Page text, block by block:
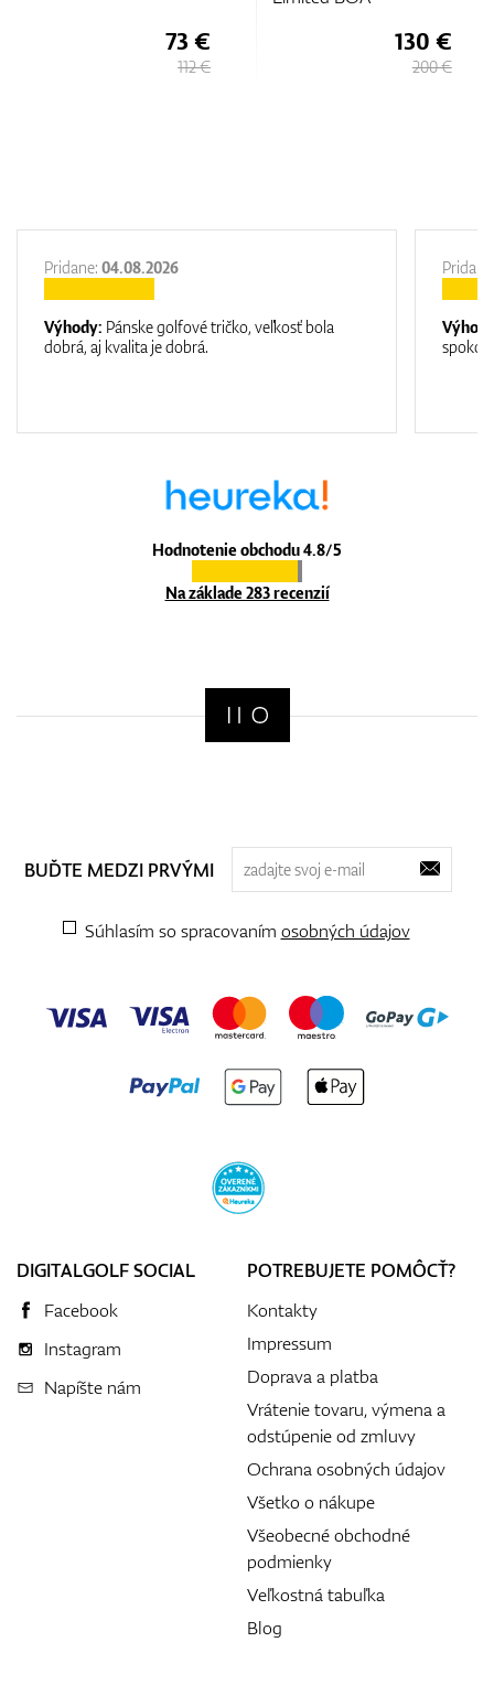
Hodnotenie obchodu 4.8/5
Na základe 283 recenzií
Pridane: 04.08.2026
Výhody: Pánske golfové tričko, veľkosť bola
dobrá, aj kvalita je dobrá.
BUĎTE MEDZI PRVÝMI
Súhlasím so spracovaním osobných údajov
DIGITALGOLF SOCIAL
Facebook
Instagram
Napíšte nám
POTREBUJETE POMÔCŤ?
Kontakty
Impressum
Doprava a platba
Vrátenie tovaru, výmena a
odstúpenie od zmluvy
Ochrana osobných údajov
Všetko o nákupe
Všeobecné obchodné
podmienky
Veľkostná tabuľka
Blog